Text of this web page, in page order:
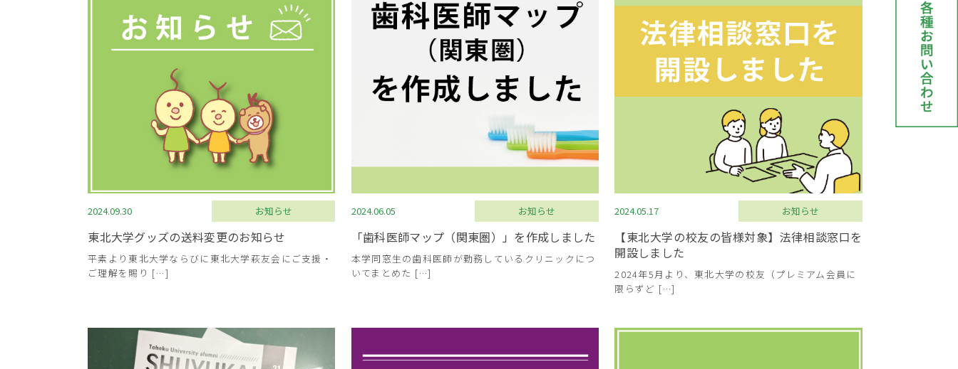
2024.09.30 お知らせ
東北大学グッズの送料変更のお知らせ
平素より東北大学ならびに東北大学萩友会にご支援・
ご理解を賜り […]
2024.06.05 お知らせ
「歯科医師マップ（関東圏）」を作成しました
本学同窓生の歯科医師が勤務しているクリニックにつ
いてまとめた […]
2024.05.17 お知らせ
【東北大学の校友の皆様対象】法律相談窓口を
開設しました
2024年5月より、東北大学の校友（プレミアム会員に
限らずど […]